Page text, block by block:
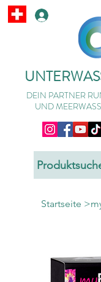
DEIN PARTNER
UND
Startseite >